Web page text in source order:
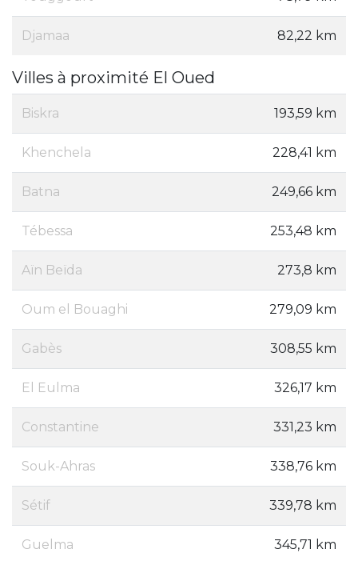
Djamaa 82,22 km
Villes à proximité El Oued
Biskra 193,59 km
Khenchela 228,41 km
Batna 249,66 km
Tébessa 253,48 km
Aïn Beïda 273,8 km
Oum el Bouaghi 279,09 km
Gabès 308,55 km
El Eulma 326,17 km
Constantine 331,23 km
Souk-Ahras 338,76 km
Sétif 339,78 km
Guelma 345,71 km